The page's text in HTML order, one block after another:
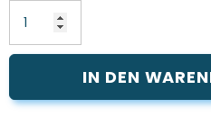
IN DEN